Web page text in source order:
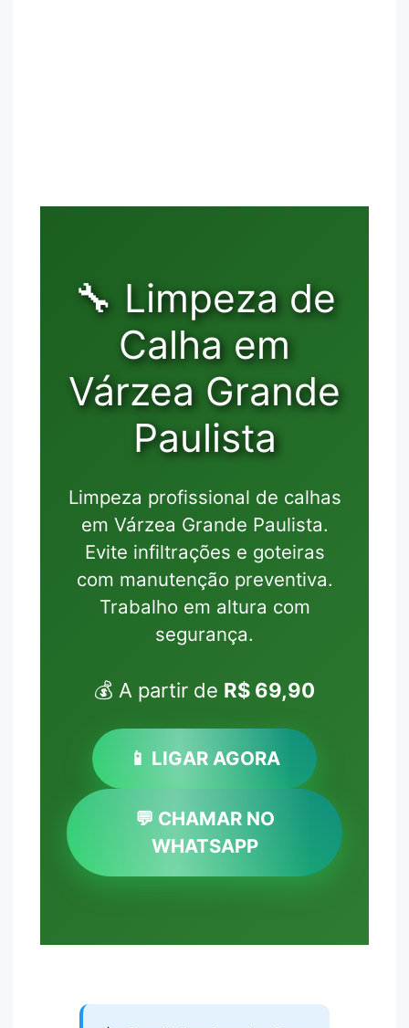
🔧 Limpeza de
Calha em
Várzea Grande
Paulista
Limpeza profissional de calhas
em Várzea Grande Paulista.
Evite infiltrações e goteiras
com manutenção preventiva.
Trabalho em altura com
segurança.
💰 A partir de R$ 69,90
📱 LIGAR AGORA
💬 CHAMAR NO
WHATSAPP